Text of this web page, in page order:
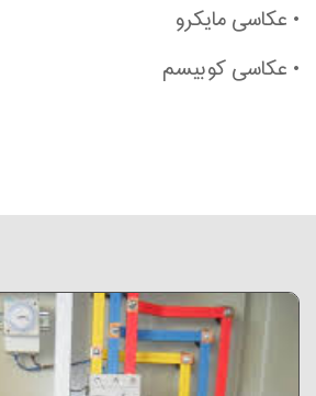
• عکاسی مایکرو
• عکاسی کوبیسم